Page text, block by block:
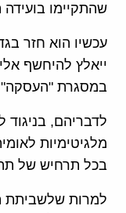
שהתקיימו בועידה
עכשיו הוא חזר
ייאלץ להיחשף
במסגרת "העסקה"
לדבריהם,
מלגיטימיות
בכל תרחיש של
למרות שלשביתת